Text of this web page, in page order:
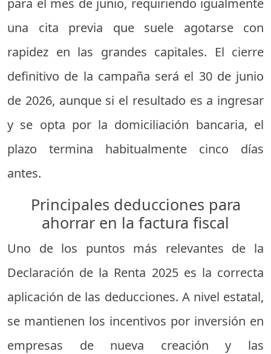
para el mes de junio, requiriendo igualmente
una cita previa que suele agotarse con
rapidez en las grandes capitales. El cierre
definitivo de la campaña será el 30 de junio
de 2026, aunque si el resultado es a ingresar
y se opta por la domiciliación bancaria, el
plazo termina habitualmente cinco días
antes.
Principales deducciones para
ahorrar en la factura fiscal
Uno de los puntos más relevantes de la
Declaración de la Renta 2025 es la correcta
aplicación de las deducciones. A nivel estatal,
se mantienen los incentivos por inversión en
empresas de nueva creación y las